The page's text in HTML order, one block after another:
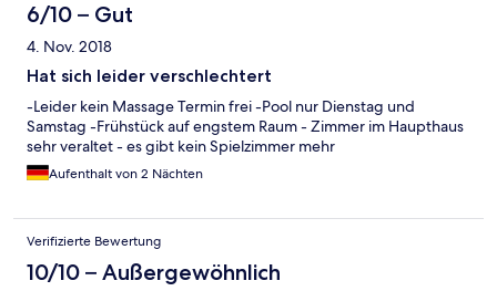
6/10 – Gut
4. Nov. 2018
Hat sich leider verschlechtert
-Leider kein Massage Termin frei -Pool nur Dienstag und
Samstag -Frühstück auf engstem Raum - Zimmer im Haupthaus
sehr veraltet - es gibt kein Spielzimmer mehr
Aufenthalt von 2 Nächten
Verifizierte Bewertung
10/10 – Außergewöhnlich